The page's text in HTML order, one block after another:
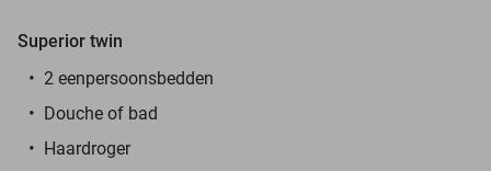
Superior twin
2 eenpersoonsbedden
Douche of bad
Haardroger